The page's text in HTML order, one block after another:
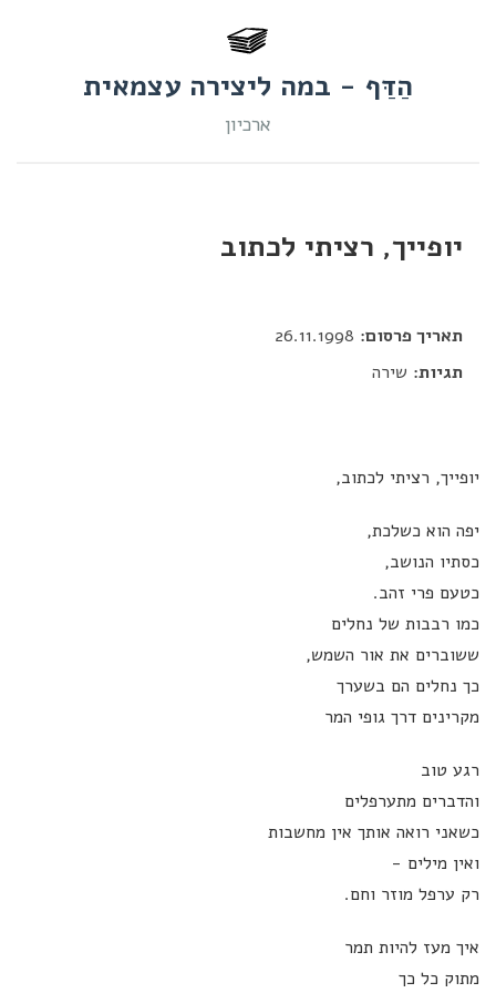
הַדַּף - במה ליצירה עצמאית
ארכיון
יופייך, רציתי לכתוב
תאריך פרסום:
תגיות: שירה
יופייך, רציתי לכתוב,
יפה הוא כשלכת,
כסתיו הנושב,
כטעם פרי זהב.
כמו רבבות של נחלים
ששוברים את אור השמש,
כך נחלים הם בשערך
מקרינים דרך גופי המר
רגע טוב
והדברים מתערפלים
כשאני רואה אותך אין מחשבות
ואין מילים -
רק ערפל מוזר וחם.
איך מעז להיות תמר
מתוק כל כך